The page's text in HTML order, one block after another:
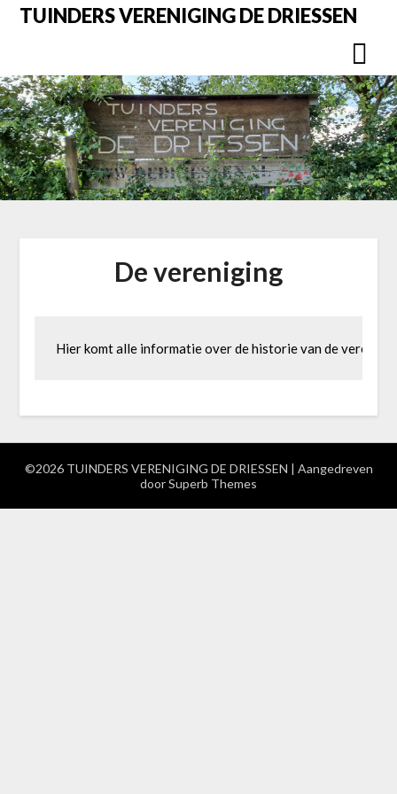
Overslaan
TUINDERS VERENIGING DE DRIESSEN
De vereniging
Hier komt alle informatie over de historie van de
©2026 TUINDERS VERENIGING DE DRIESSEN | Aangedreven
doorSuperb Themes